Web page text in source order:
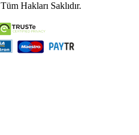
Tüm Hakları Saklıdır.